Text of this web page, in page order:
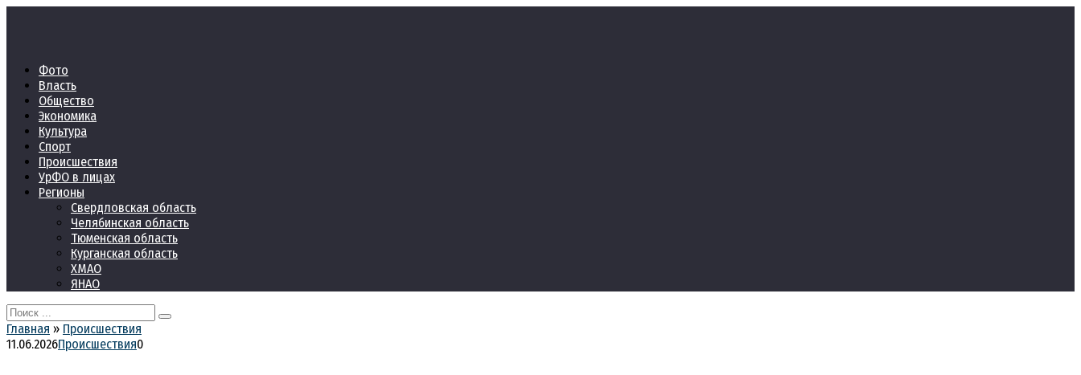
Фото
Власть
Общество
Экономика
Культура
Спорт
Происшествия
УрФО в лицах
Регионы
Свердловская область
Челябинская область
Тюменская область
Курганская область
ХМАО
ЯНАО
Search
for:
Главная » Происшествия
11.06.2026Происшествия0